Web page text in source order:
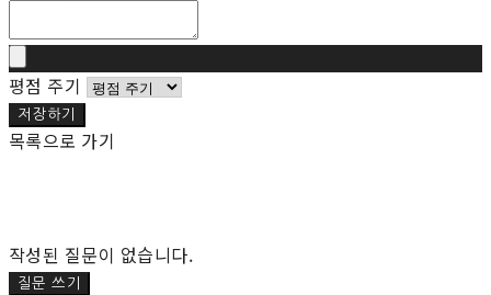
평점 주기
저장하기
목록으로 가기
작성된 질문이 없습니다.
질문 쓰기